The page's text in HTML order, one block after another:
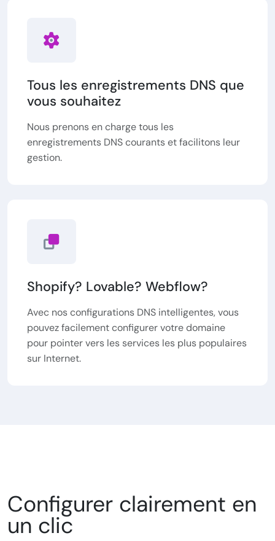
Tous les enregistrements DNS que
vous souhaitez
Nous prenons en charge tous les
enregistrements DNS courants et facilitons leur
gestion.
Shopify? Lovable? Webflow?
Avec nos configurations DNS intelligentes, vous
pouvez facilement configurer votre domaine
pour pointer vers les services les plus populaires
sur Internet.
Configurer clairement en
un clic